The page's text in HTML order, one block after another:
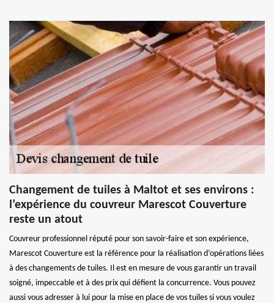
Changement de tuiles à Maltot et ses environs :
l’expérience du couvreur Marescot Couverture
reste un atout
Couvreur professionnel réputé pour son savoir-faire et son expérience,
Marescot Couverture est la référence pour la réalisation d’opérations liées
à des changements de tuiles. Il est en mesure de vous garantir un travail
soigné, impeccable et à des prix qui défient la concurrence. Vous pouvez
aussi vous adresser à lui pour la mise en place de vos tuiles si vous voulez